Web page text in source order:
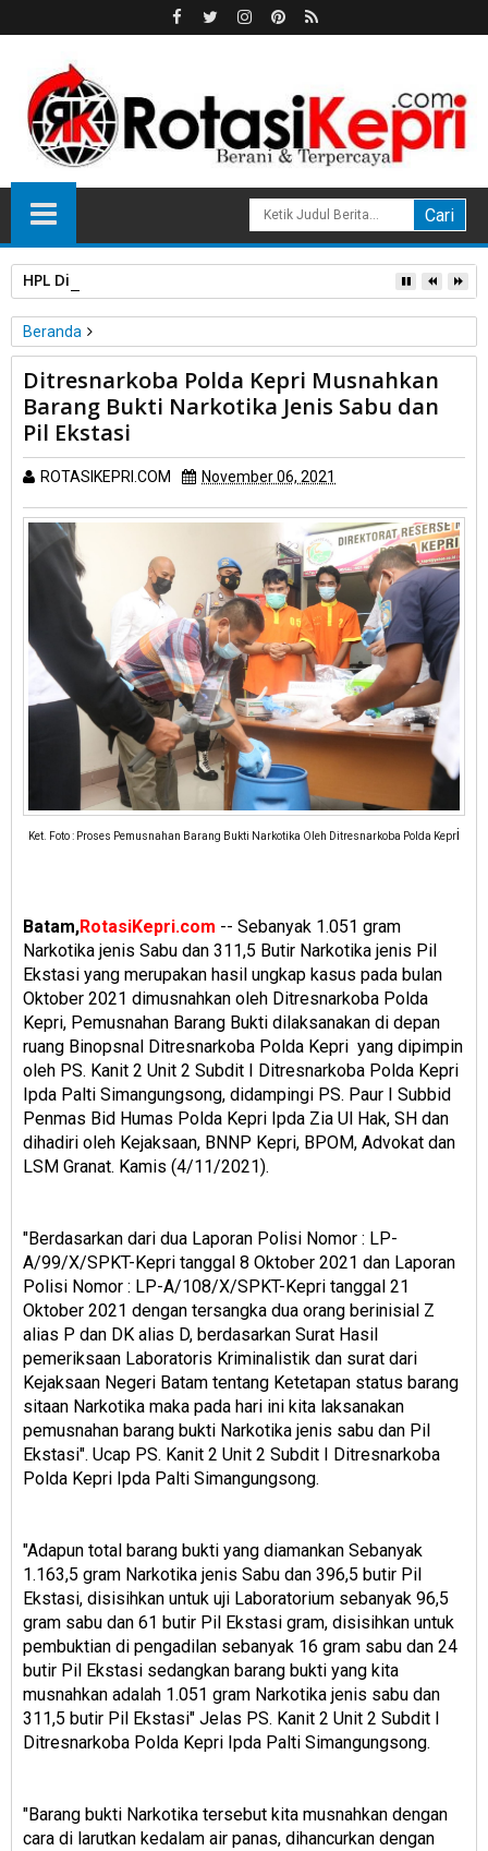
HPL Disorot, PT Sosor Tala Jaya Tolak Perluasan Kampung
Beranda
Hukum
Polri
Ditresnarkoba Polda Kepri Musnahkan Barang Bukti Narkotika
Jenis Sabu dan Pil Ekstasi
Ditresnarkoba Polda Kepri Musnahkan
Barang Bukti Narkotika Jenis Sabu dan
Pil Ekstasi
ROTASIKEPRI.COM November 06, 2021
Ket. Foto : Proses Pemusnahan Barang Bukti Narkotika Oleh Ditresnarkoba Polda Kepri
Batam,RotasiKepri.com -- Sebanyak 1.051 gram
Narkotika jenis Sabu dan 311,5 Butir Narkotika jenis Pil
Ekstasi yang merupakan hasil ungkap kasus pada bulan
Oktober 2021 dimusnahkan oleh Ditresnarkoba Polda
Kepri, Pemusnahan Barang Bukti dilaksanakan di depan
ruang Binopsnal Ditresnarkoba Polda Kepri yang dipimpin
oleh PS. Kanit 2 Unit 2 Subdit I Ditresnarkoba Polda Kepri
Ipda Palti Simangungsong, didampingi PS. Paur I Subbid
Penmas Bid Humas Polda Kepri Ipda Zia Ul Hak, SH dan
dihadiri oleh Kejaksaan, BNNP Kepri, BPOM, Advokat dan
LSM Granat. Kamis (4/11/2021).
″Berdasarkan dari dua Laporan Polisi Nomor : LP-
A/99/X/SPKT-Kepri tanggal 8 Oktober 2021 dan Laporan
Polisi Nomor : LP-A/108/X/SPKT-Kepri tanggal 21
Oktober 2021 dengan tersangka dua orang berinisial Z
alias P dan DK alias D, berdasarkan Surat Hasil
pemeriksaan Laboratoris Kriminalistik dan surat dari
Kejaksaan Negeri Batam tentang Ketetapan status barang
sitaan Narkotika maka pada hari ini kita laksanakan
pemusnahan barang bukti Narkotika jenis sabu dan Pil
Ekstasi″. Ucap PS. Kanit 2 Unit 2 Subdit I Ditresnarkoba
Polda Kepri Ipda Palti Simangungsong.
″Adapun total barang bukti yang diamankan Sebanyak
1.163,5 gram Narkotika jenis Sabu dan 396,5 butir Pil
Ekstasi, disisihkan untuk uji Laboratorium sebanyak 96,5
gram sabu dan 61 butir Pil Ekstasi gram, disisihkan untuk
pembuktian di pengadilan sebanyak 16 gram sabu dan 24
butir Pil Ekstasi sedangkan barang bukti yang kita
musnahkan adalah 1.051 gram Narkotika jenis sabu dan
311,5 butir Pil Ekstasi″ Jelas PS. Kanit 2 Unit 2 Subdit I
Ditresnarkoba Polda Kepri Ipda Palti Simangungsong.
"Barang bukti Narkotika tersebut kita musnahkan dengan
cara di larutkan kedalam air panas, dihancurkan dengan